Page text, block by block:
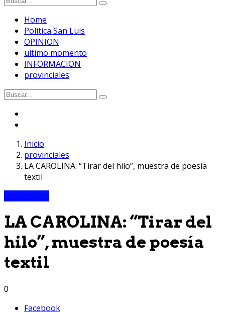
Home
Política San Luis
OPINION
ultimo momento
INFORMACION
provinciales
Inicio
provinciales
LA CAROLINA: “Tirar del hilo”, muestra de poesía
textil
LA CAROLINA: “Tirar del
hilo”, muestra de poesía
textil
0
Facebook